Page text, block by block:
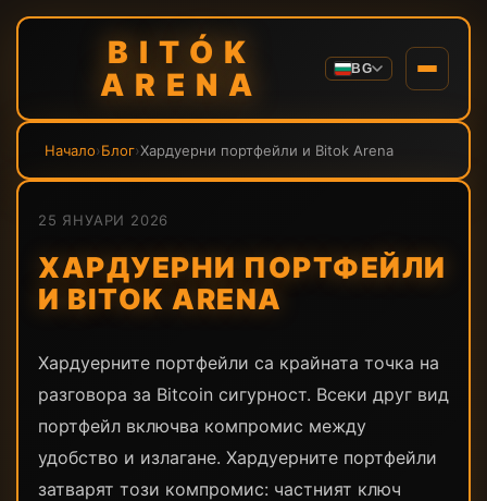
BITÓK
ARENA
BG
Начало›Блог›Хардуерни портфейли и Bitok Arena
25 ЯНУАРИ 2026
ХАРДУЕРНИ ПОРТФЕЙЛИ
И BITOK ARENA
Хардуерните портфейли са крайната точка на
разговора за Bitcoin сигурност. Всеки друг вид
портфейл включва компромис между
удобство и излагане. Хардуерните портфейли
затварят този компромис: частният ключ